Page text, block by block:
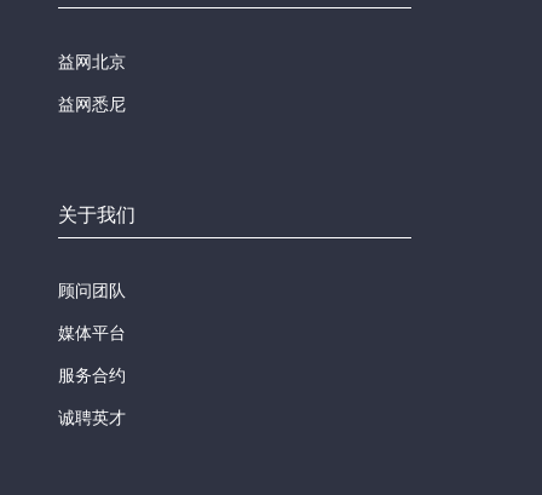
益网北京
益网悉尼
关于我们
顾问团队
媒体平台
服务合约
诚聘英才